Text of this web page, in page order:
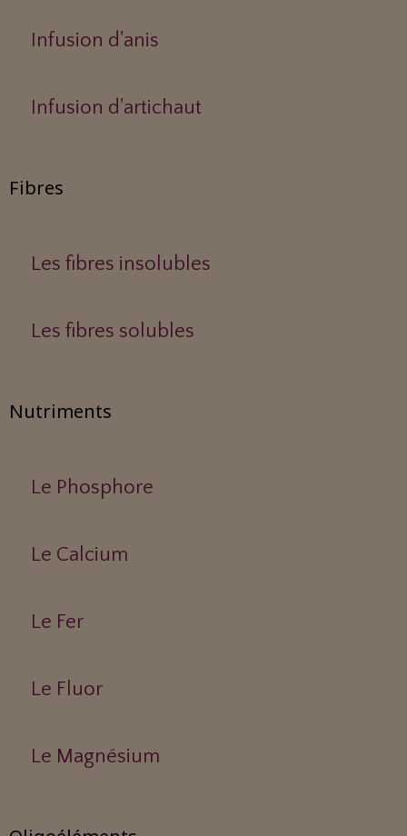
Infusion d'anis
Infusion d'artichaut
Fibres
Les fibres insolubles
Les fibres solubles
Nutriments
Le Phosphore
Le Calcium
Le Fer
Le Fluor
Le Magnésium